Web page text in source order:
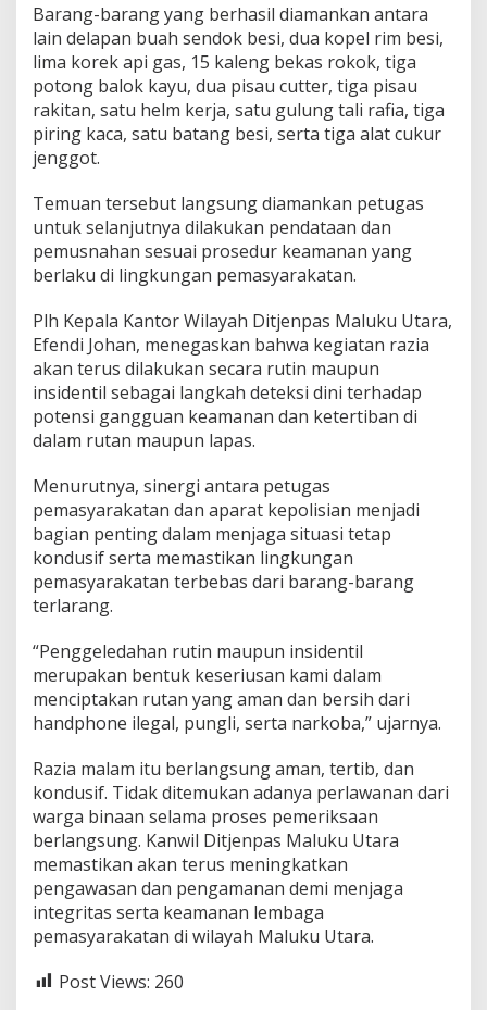
Barang-barang yang berhasil diamankan antara
lain delapan buah sendok besi, dua kopel rim besi,
lima korek api gas, 15 kaleng bekas rokok, tiga
potong balok kayu, dua pisau cutter, tiga pisau
rakitan, satu helm kerja, satu gulung tali rafia, tiga
piring kaca, satu batang besi, serta tiga alat cukur
jenggot.
Temuan tersebut langsung diamankan petugas
untuk selanjutnya dilakukan pendataan dan
pemusnahan sesuai prosedur keamanan yang
berlaku di lingkungan pemasyarakatan.
Plh Kepala Kantor Wilayah Ditjenpas Maluku Utara,
Efendi Johan, menegaskan bahwa kegiatan razia
akan terus dilakukan secara rutin maupun
insidentil sebagai langkah deteksi dini terhadap
potensi gangguan keamanan dan ketertiban di
dalam rutan maupun lapas.
Menurutnya, sinergi antara petugas
pemasyarakatan dan aparat kepolisian menjadi
bagian penting dalam menjaga situasi tetap
kondusif serta memastikan lingkungan
pemasyarakatan terbebas dari barang-barang
terlarang.
“Penggeledahan rutin maupun insidentil
merupakan bentuk keseriusan kami dalam
menciptakan rutan yang aman dan bersih dari
handphone ilegal, pungli, serta narkoba,” ujarnya.
Razia malam itu berlangsung aman, tertib, dan
kondusif. Tidak ditemukan adanya perlawanan dari
warga binaan selama proses pemeriksaan
berlangsung. Kanwil Ditjenpas Maluku Utara
memastikan akan terus meningkatkan
pengawasan dan pengamanan demi menjaga
integritas serta keamanan lembaga
pemasyarakatan di wilayah Maluku Utara.
Post Views: 260